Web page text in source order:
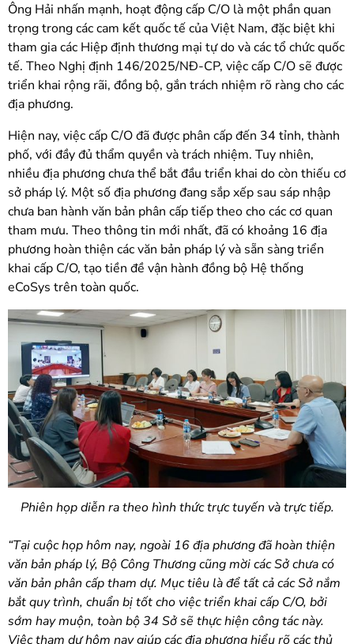
Ông Hải nhấn mạnh, hoạt động cấp C/O là một phần quan
trọng trong các cam kết quốc tế của Việt Nam, đặc biệt khi
tham gia các Hiệp định thương mại tự do và các tổ chức quốc
tế. Theo Nghị định 146/2025/NĐ-CP, việc cấp C/O sẽ được
triển khai rộng rãi, đồng bộ, gắn trách nhiệm rõ ràng cho các
địa phương.
Hiện nay, việc cấp C/O đã được phân cấp đến 34 tỉnh, thành
phố, với đầy đủ thẩm quyền và trách nhiệm. Tuy nhiên,
nhiều địa phương chưa thể bắt đầu triển khai do còn thiếu cơ
sở pháp lý. Một số địa phương đang sắp xếp sau sáp nhập
chưa ban hành văn bản phân cấp tiếp theo cho các cơ quan
tham mưu. Theo thông tin mới nhất, đã có khoảng 16 địa
phương hoàn thiện các văn bản pháp lý và sẵn sàng triển
khai cấp C/O, tạo tiền đề vận hành đồng bộ Hệ thống
eCoSys trên toàn quốc.
Phiên họp diễn ra theo hình thức trực tuyến và trực tiếp.
“Tại cuộc họp hôm nay, ngoài 16 địa phương đã hoàn thiện
văn bản pháp lý, Bộ Công Thương cũng mời các Sở chưa có
văn bản phân cấp tham dự. Mục tiêu là để tất cả các Sở nắm
bắt quy trình, chuẩn bị tốt cho việc triển khai cấp C/O, bởi
sớm hay muộn, toàn bộ 34 Sở sẽ thực hiện công tác này.
Việc tham dự hôm nay giúp các địa phương hiểu rõ các thủ